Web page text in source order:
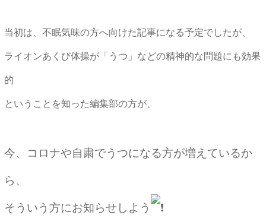
当初は、不眠気味の方へ向けた記事になる予定でしたが、
ライオンあくび体操が「うつ」などの精神的な問題にも効果
的
ということを知った編集部の方が、
今、コロナや自粛でうつになる方が増えているか
ら、
そういう方にお知らせしよう